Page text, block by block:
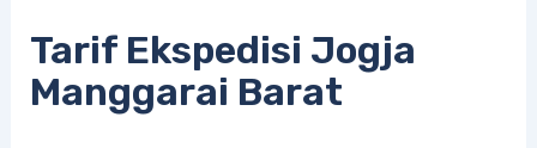
Tarif Ekspedisi Jogja
Manggarai Barat